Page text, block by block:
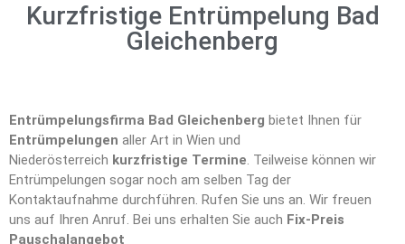
Kurzfristige Entrümpelung Bad
Gleichenberg
Entrümpelungsfirma Bad Gleichenberg bietet Ihnen für
Entrümpelungen aller Art in Wien und
Niederösterreich kurzfristige Termine. Teilweise können wir
Entrümpelungen sogar noch am selben Tag der
Kontaktaufnahme durchführen. Rufen Sie uns an. Wir freuen
uns auf Ihren Anruf. Bei uns erhalten Sie auch Fix-Preis
Pauschalangebot